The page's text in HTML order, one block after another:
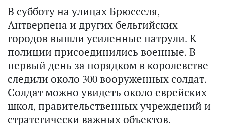
В субботу на улицах Брюсселя,
Антверпена и других бельгийских
городов вышли усиленные патрули. К
полиции присоединились военные. В
первый день за порядком в королевстве
следили около 300 вооруженных солдат.
Солдат можно увидеть около еврейских
школ, правительственных учреждений и
стратегически важных объектов.